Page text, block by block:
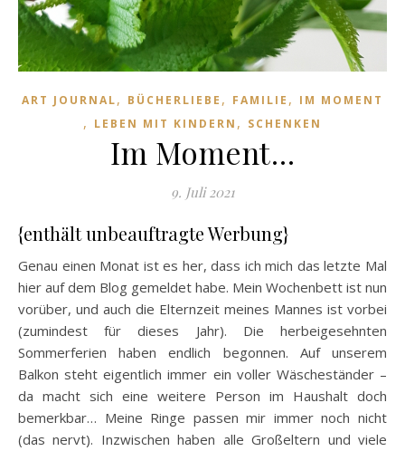
ART JOURNAL, BÜCHERLIEBE , FAMILIE , IM MOMENT
, LEBEN MIT KINDERN , SCHENKEN
Im Moment…
9. Juli 2021
{enthält unbeauftragte Werbung}
Genau einen Monat ist es her, dass ich mich das letzte Mal
hier auf dem Blog gemeldet habe. Mein Wochenbett ist nun
vorüber, und auch die Elternzeit meines Mannes ist vorbei
(zumindest für dieses Jahr). Die herbeigesehnten
Sommerferien haben endlich begonnen. Auf unserem
Balkon steht eigentlich immer ein voller Wäscheständer –
da macht sich eine weitere Person im Haushalt doch
bemerkbar… Meine Ringe passen mir immer noch nicht
(das nervt). Inzwischen haben alle Großeltern und viele